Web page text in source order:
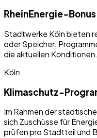
RheinEnergie-Bonus
Stadtwerke Köln bieten
oder Speicher.
die aktuellen Konditionen.
Köln
Klimaschutz-
Im Rahmen der
sich Zuschüsse für
prüfen pro Stadtteil und